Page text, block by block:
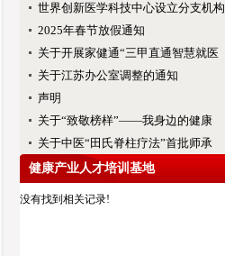
世界创新医学科技中心设立分支机构
2025年春节放假通知
关于开展家健通“三甲直通智慧就医
关于江苏办公室调整的通知
声明
关于“致敬榜样”——我身边的健康
关于中医“田氏脊柱疗法”首批师承
健康产业人才培训基地
没有找到相关记录!